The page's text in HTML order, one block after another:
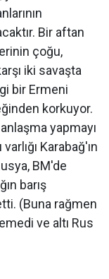
Bir aftan
çoğu,
iki savaşta
bir Ermeni
korkuyor.
yapmayı
Karabağ'ın
BM'de
barış
(Buna rağmen
ve altı Rus